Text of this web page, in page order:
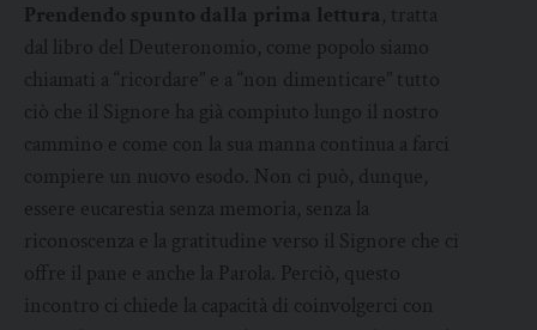
Prendendo spunto dalla prima lettura, tratta
dal libro del Deuteronomio, come popolo siamo
chiamati a “ricordare” e a “non dimenticare” tutto
ciò che il Signore ha già compiuto lungo il nostro
cammino e come con la sua manna continua a farci
compiere un nuovo esodo. Non ci può, dunque,
essere eucarestia senza memoria, senza la
riconoscenza e la gratitudine verso il Signore che ci
offre il pane e anche la Parola. Perciò, questo
incontro ci chiede la capacità di coinvolgerci con